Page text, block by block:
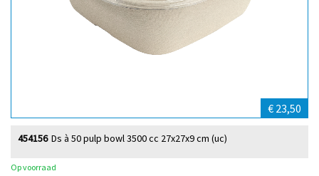
€ 23,50
Ds à 50 pulp bowl 3500 cc 27x27x9 cm (uc)
454156
Op voorraad